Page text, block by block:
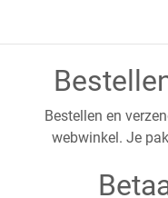
Bestellen en
webwinkel. Je